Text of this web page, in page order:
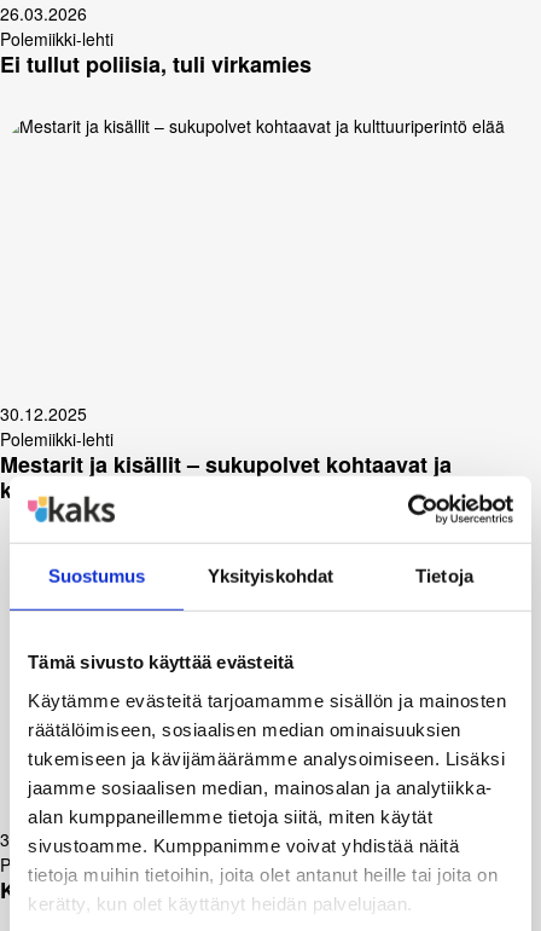
Suostumus Yksityiskohdat Tietoja
Tämä sivusto käyttää evästeitä
Käytämme evästeitä tarjoamamme sisällön ja mainosten
räätälöimiseen, sosiaalisen median ominaisuuksien
tukemiseen ja kävijämäärämme analysoimiseen. Lisäksi
jaamme sosiaalisen median, mainosalan ja analytiikka-
alan kumppaneillemme tietoja siitä, miten käytät
sivustoamme. Kumppanimme voivat yhdistää näitä
tietoja muihin tietoihin, joita olet antanut heille tai joita on
kerätty, kun olet käyttänyt heidän palvelujaan.
26.03.2026
Polemiikki-lehti
Ei tullut poliisia, tuli virkamies
30.12.2025
Polemiikki-lehti
Mestarit ja kisällit – sukupolvet kohtaavat ja
kulttuuriperintö elää
30.12.2025
Polemiikki-lehti
Kulttuuri elää arjessa